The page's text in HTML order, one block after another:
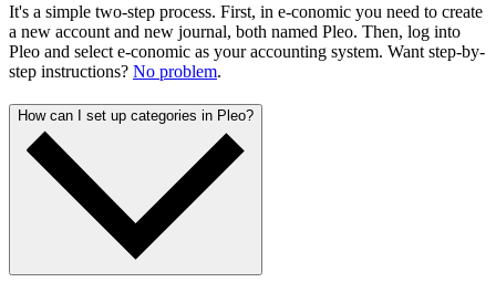
It's a simple two-step process. First, in e-conomic you need to create
a new account and new journal, both named Pleo. Then, log into
Pleo and select e-conomic as your accounting system. Want step-by-
step instructions? No problem.
How can I set up categories in Pleo?